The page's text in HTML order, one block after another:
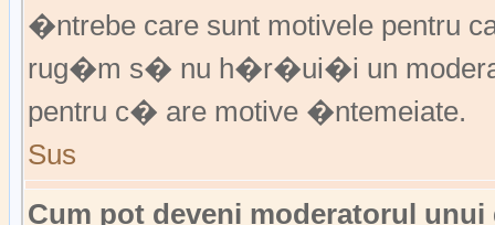
�ntrebe care sunt motivele
rug�m s� nu h�r�ui�i un
pentru c� are motive �ntemeiate.
Sus
Cum pot deveni moderatorul